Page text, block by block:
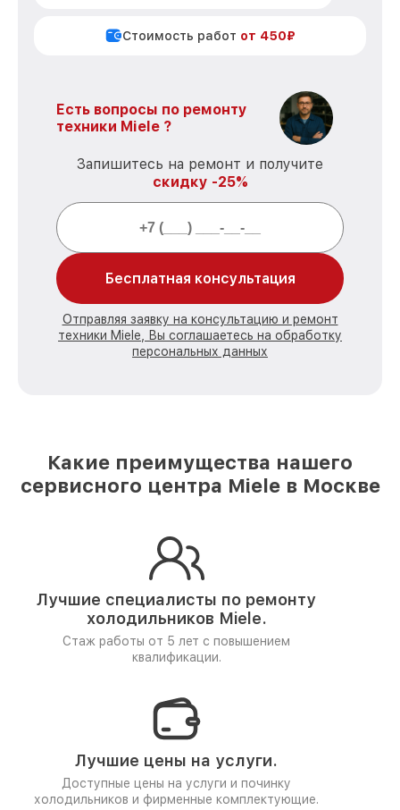
Стоимость работ от 450₽
Есть вопросы по ремонту
техники Miele ?
Запишитесь на ремонт и получите
скидку -25%
Бесплатная консультация
Отправляя заявку на консультацию и ремонт
техники Miele, Вы соглашаетесь на обработку
персональных данных
Какие преимущества нашего
сервисного центра Miele в Москве
Лучшие специалисты по ремонту
холодильников Miele.
Стаж работы от 5 лет с повышением
квалификации.
Лучшие цены на услуги.
Доступные цены на услуги и починку
холодильников и фирменные комплектующие.